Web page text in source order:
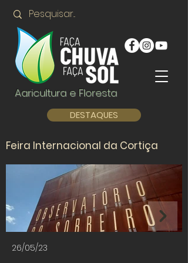
Agricultura e Floresta
DESTAQUES
Feira Internacional da Cortiça
26/05/23